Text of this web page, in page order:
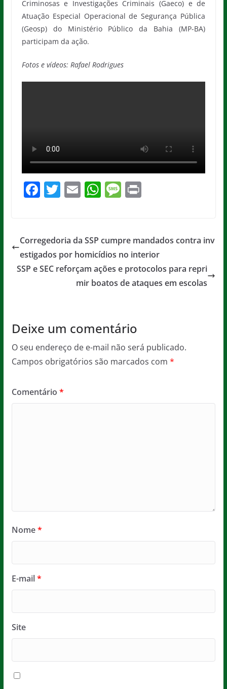
Criminosas e Investigações Criminais (Gaeco) e de
Atuação Especial Operacional de Segurança Pública
(Geosp) do Ministério Público da Bahia (MP-BA)
participam da ação.
Fotos e vídeos: Rafael Rodrigues
F
e
b
o
T
er
E
l
W
s
A
p
p
M
a
g
e
Pr
Corregedoria da SSP cumpre mandados contra inv
estigados por homicídios no interior
SSP e SEC reforçam ações e protocolos para repri
mir boatos de ataques em escolas
Deixe um comentário
O seu endereço de e-mail não será publicado.
Campos obrigatórios são marcados com *
Comentário *
Nome*
E-mail*
Site